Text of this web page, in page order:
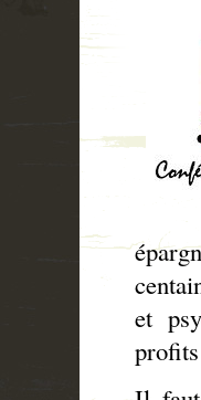
et